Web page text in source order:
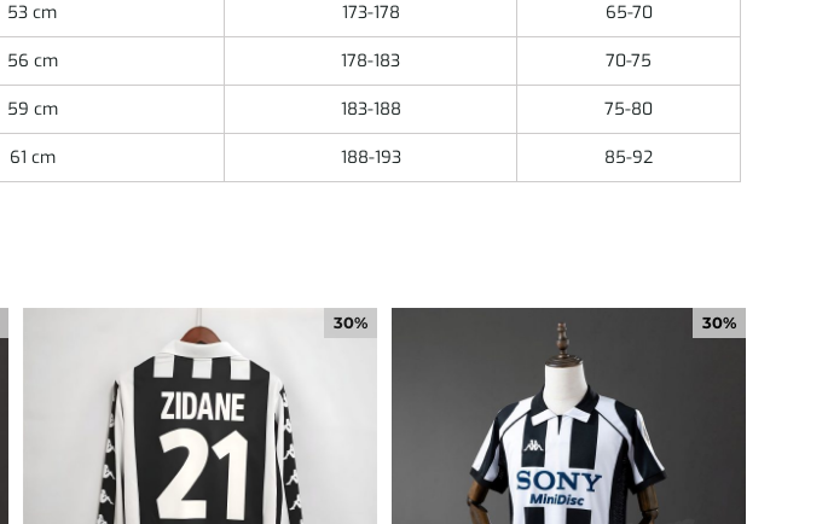
53 cm 173-178 65-70
56 cm 178-183 70-75
59 cm 183-188 75-80
61 cm 188-193 85-92
30% 30%